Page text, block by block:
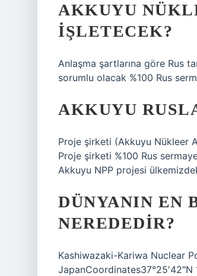
AKKUYU
IŞLETECEK?
Anlaşma şartlarına göre Rus
sorumlu olacak %100 Rus
AKKUYU
Proje şirketi (Akkuyu Nükleer
Proje şirketi %100 Rus
Akkuyu NPP projesi
DÜNYANIN EN
NEREDEDIR?
Kashiwazaki-Kariwa Nuclear